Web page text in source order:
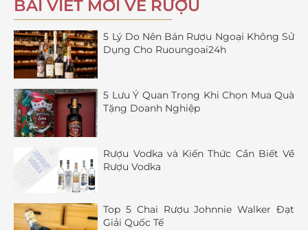
BÀI VIẾT MỚI VỀ RƯỢU
5 Lý Do Nên Bán Rượu Ngoại Không Sử
Dụng Cho Ruoungoai24h
5 Lưu Ý Quan Trọng Khi Chọn Mua Quà
Tặng Doanh Nghiệp
Rượu Vodka và Kiến Thức Cần Biết Về
Rượu Vodka
Top 5 Chai Rượu Johnnie Walker Đạt
Giải Quốc Tế